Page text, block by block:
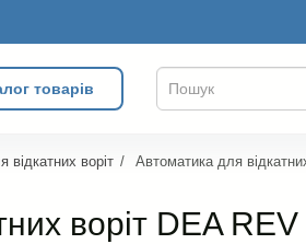
товарів
відкатних воріт Автоматика для
воріт DEA